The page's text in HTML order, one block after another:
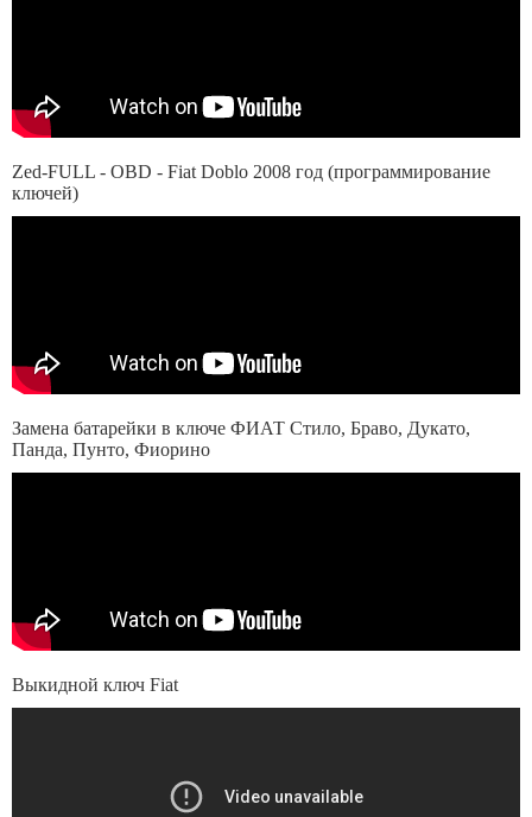
Zed-FULL - OBD - Fiat Doblo 2008 год (программирование
ключей)
Замена батарейки в ключе ФИАТ Стило, Браво, Дукато,
Панда, Пунто, Фиорино
Выкидной ключ Fiat